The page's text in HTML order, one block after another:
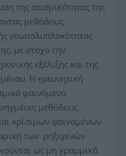
της σεισμικότητας της
μεθόδους
γεωπολυπλοκότητας
με στόχο την
εξέλιξης και της
Η ερευνητική
φαινόμενα
μεθόδους
κρίσιμων φαινομένων
των ρηξιγενών
ως μη γραμμικά